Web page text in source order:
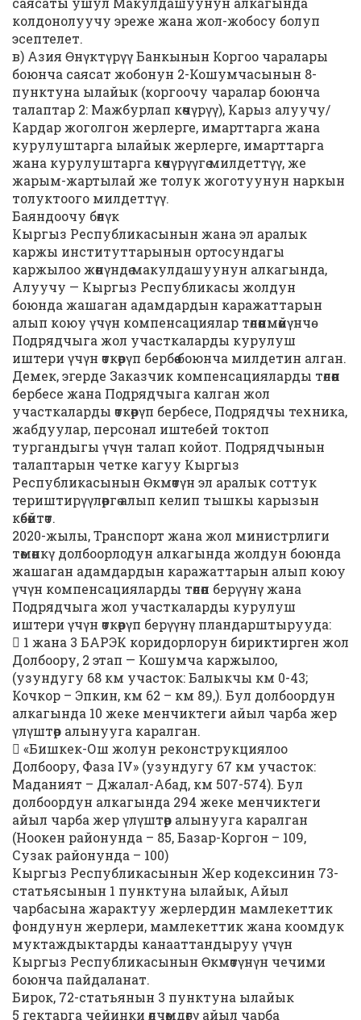
колдонолуучу эреже жана жол-жобосу болуп
эсептелет.
в) Азия Өнүктүрүү Банкынын Коргоо чаралары
боюнча саясат жобонун 2-Кошумчасынын 8-
пунктуна ылайык (коргоочу чаралар боюнча
талаптар 2: Мажбурлап көчүрүү), Карыз алуучу/
Кардар жоголгон жерлерге, имарттарга жана
курулуштарга ылайык жерлерге, имарттарга
жана курулуштарга көчүрүүгө милдеттүү, же
жарым-жартылай же толук жоготуунун наркын
толуктоого милдеттүү.
Баяндоочу бөлүк
Кыргыз Республикасынын жана эл аралык
каржы институттарынын ортосундагы
каржылоо жөнүндө макулдашуунун алкагында,
Алуучу — Кыргыз Республикасы жолдун
боюнда жашаган адамдардын каражаттарын
алып коюу үчүн компенсациялар төлөөнмөйүнчө
Подрядчыга жол участкаларды курулуш
иштери үчүн өткөрүп бербөө боюнча милдетин алган.
Демек, эгерде Заказчик компенсацияларды төлөөп
бербесе жана Подрядчыга калган жол
участкаларды өткөрүп бербесе, Подрядчы техника,
жабдуулар, персонал иштебей токтоп
тургандыгы үчүн талап койот. Подрядчынын
талаптарын четке кагуу Кыргыз
Республикасынын Өкмөтүн эл аралык соттук
териштирүүлөргө алып келип тышкы карызын
көбөйтөт.
2020-жылы, Транспорт жана жол министрлиги
төмөнкү долбоорлодун алкагында жолдун боюнда
жашаган адамдардын каражаттарын алып коюу
үчүн компенсацияларды төлөп берүүнү жана
Подрядчыга жол участкаларды курулуш
иштери үчүн өткөрүп берүүнү пландарштырууда:
 1 жана 3 БАРЭК коридорлорун бириктирген жол
Долбоору, 2 этап — Кошумча каржылоо,
(узундугу 68 км участок: Балыкчы км 0-43;
Кочкор – Эпкин, км 62 – км 89,). Бул долбоордун
алкагында 10 жеке менчиктеги айыл чарба жер
үлүштөр алынууга каралган.
 «Бишкек-Ош жолун реконструкциялоо
Долбоору, Фаза IV» (узундугу 67 км участок:
Маданият – Джалал-Абад, км 507-574). Бул
долбоордун алкагында 294 жеке менчиктеги
айыл чарба жер үлүштөр алынууга каралган
(Ноокен районунда – 85, Базар-Коргон – 109,
Сузак районунда – 100)
Кыргыз Республикасынын Жер кодексинин 73-
статьясынын 1 пунктуна ылайык, Айыл
чарбасына жарактуу жерлердин мамлекеттик
фондунун жерлери, мамлекеттик жана коомдук
муктаждыктарды канааттандыруу үчүн
Кыргыз Республикасынын Өкмөтүнүн чечими
боюнча пайдаланат.
Бирок, 72-статьянын 3 пунктуна ылайык
5 гектарга чейинки өлчөмдөгү айыл чарба